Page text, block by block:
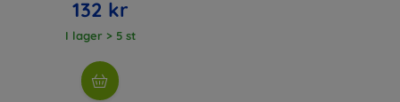
132 kr
I lager > 5 st